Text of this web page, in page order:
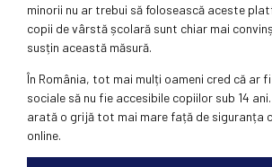
minorii nu ar trebui să folosească aceste
copii de vârstă școlară sunt chiar mai
susțin această măsură.
În România, tot mai mulți oameni cred că ar
sociale să nu fie accesibile copiilor sub 14
arată o grijă tot mai mare față de siguranța
online.